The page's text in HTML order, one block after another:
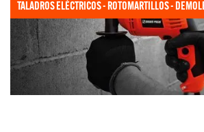
TALADROS ELÉCTRICOS - ROTOMARTILLOS -